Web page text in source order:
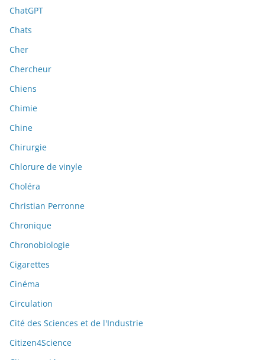
ChatGPT
Chats
Cher
Chercheur
Chiens
Chimie
Chine
Chirurgie
Chlorure de vinyle
Choléra
Christian Perronne
Chronique
Chronobiologie
Cigarettes
Cinéma
Circulation
Cité des Sciences et de l'Industrie
Citizen4Science